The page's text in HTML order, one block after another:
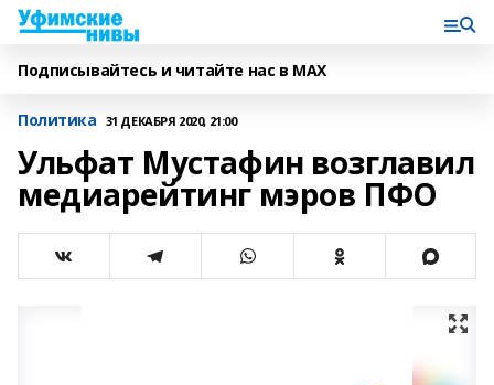
Подписывайтесь и читайте нас в MAX
Политика 31 ДЕКАБРЯ 2020, 21:00
Ульфат Мустафин возглавил
медиарейтинг мэров ПФО